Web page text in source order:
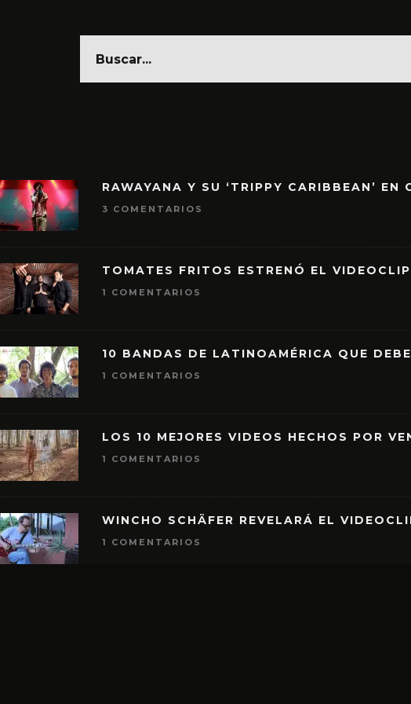
RAWAYANA Y SU ‘TRIPPY CARIBBEAN’
3 COMENTARIOS
TOMATES FRITOS ESTRENÓ EL
1 COMENTARIOS
10 BANDAS DE LATINOAMÉRICA QUE
1 COMENTARIOS
LOS 10 MEJORES VIDEOS HECHOS POR
1 COMENTARIOS
WINCHO SCHÄFER REVELARÁ EL
1 COMENTARIOS